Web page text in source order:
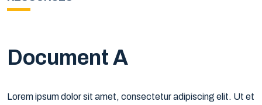
Document A
Lorem ipsum dolor sit amet, consectetur adipiscing elit. Ut et